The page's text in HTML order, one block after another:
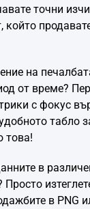
точни
който
на
от време?
с фокус
табло
това!
в
в PNG